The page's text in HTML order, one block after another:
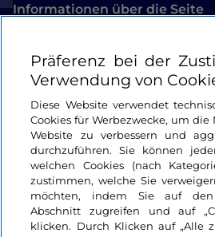
Informationen über die Seite
Nützliche Links
Login
Bleiben wir in Kontakt
Präferenz bei der
Verwendung von
Diese Website verwendet
Cookies für Werbezwecke, um
Website zu verbessern und
durchzuführen. Sie können
welchen Cookies (nach
zustimmen, welche Sie
möchten, indem Sie auf den
Abschnitt zugreifen und auf
klicken. Durch Klicken auf „Alle